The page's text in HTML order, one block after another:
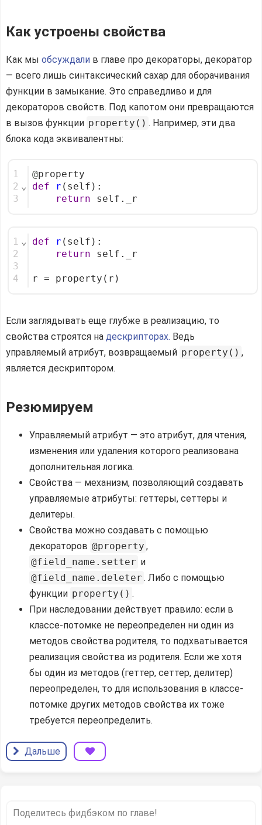
Как устроены свойства
Как мы обсуждали в главе про декораторы, декоратор
— всего лишь синтаксический сахар для оборачивания
функции в замыкание. Это справедливо и для
декораторов свойств. Под капотом они превращаются
в вызов функции property() . Например, эти два
блока кода эквивалентны:
1
2
3
⌄
@property
def
r (self):
return self._r
1
2
3
4
⌄ def r (self):
return self._r
r = property(r)
Если заглядывать еще глубже в реализацию, то
свойства строятся на дескрипторах. Ведь
управляемый атрибут, возвращаемый property() ,
является дескриптором.
Резюмируем
Управляемый атрибут — это атрибут, для чтения,
изменения или удаления которого реализована
дополнительная логика.
Свойства — механизм, позволяющий создавать
управляемые атрибуты: геттеры, сеттеры и
делитеры.
Свойства можно создавать с помощью
декораторов @property ,
@field_name.setter и
@field_name.deleter . Либо с помощью
функции property() .
При наследовании действует правило: если в
классе-потомке не переопределен ни один из
методов свойства родителя, то подхватывается
реализация свойства из родителя. Если же хотя
бы один из методов (геттер, сеттер, делитер)
переопределен, то для использования в классе-
потомке других методов свойства их тоже
требуется переопределить.
Дальше